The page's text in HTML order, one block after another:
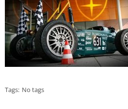
Tags: No tags